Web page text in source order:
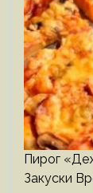
Пирог
Закуски